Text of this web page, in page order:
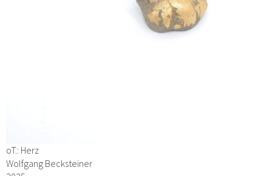
oT.: Herz
Wolfgang Becksteiner